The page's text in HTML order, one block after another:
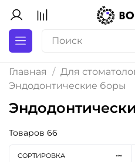
Главная
Для
Эндодонтические боры
Товаров 66
СОРТИРОВКА